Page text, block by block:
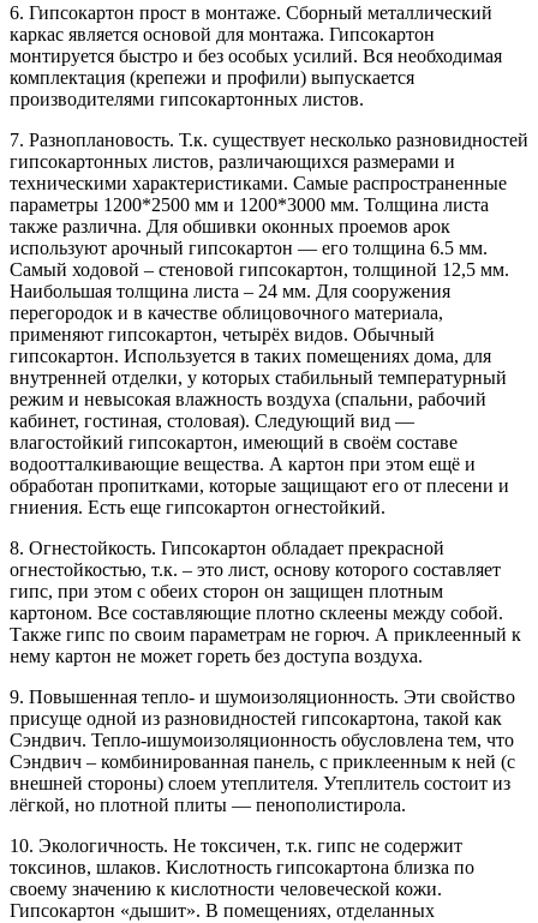
6. Гипсокартон прост в монтаже. Сборный металлический
каркас является основой для монтажа. Гипсокартон
монтируется быстро и без особых усилий. Вся необходимая
комплектация (крепежи и профили) выпускается
производителями гипсокартонных листов.
7. Разноплановость. Т.к. существует несколько разновидностей
гипсокартонных листов, различающихся размерами и
техническими характеристиками. Самые распространенные
параметры 1200*2500 мм и 1200*3000 мм. Толщина листа
также различна. Для обшивки оконных проемов арок
используют арочный гипсокартон — его толщина 6.5 мм.
Самый ходовой – стеновой гипсокартон, толщиной 12,5 мм.
Наибольшая толщина листа – 24 мм. Для сооружения
перегородок и в качестве облицовочного материала,
применяют гипсокартон, четырёх видов. Обычный
гипсокартон. Используется в таких помещениях дома, для
внутренней отделки, у которых стабильный температурный
режим и невысокая влажность воздуха (спальни, рабочий
кабинет, гостиная, столовая). Следующий вид —
влагостойкий гипсокартон, имеющий в своём составе
водоотталкивающие вещества. А картон при этом ещё и
обработан пропитками, которые защищают его от плесени и
гниения. Есть еще гипсокартон огнестойкий.
8. Огнестойкость. Гипсокартон обладает прекрасной
огнестойкостью, т.к. – это лист, основу которого составляет
гипс, при этом с обеих сторон он защищен плотным
картоном. Все составляющие плотно склеены между собой.
Также гипс по своим параметрам не горюч. А приклеенный к
нему картон не может гореть без доступа воздуха.
9. Повышенная тепло- и шумоизоляционность. Эти свойство
присуще одной из разновидностей гипсокартона, такой как
Сэндвич. Тепло-ишумоизоляционность обусловлена тем, что
Сэндвич – комбинированная панель, с приклеенным к ней (с
внешней стороны) слоем утеплителя. Утеплитель состоит из
лёгкой, но плотной плиты — пенополистирола.
10. Экологичность. Не токсичен, т.к. гипс не содержит
токсинов, шлаков. Кислотность гипсокартона близка по
своему значению к кислотности человеческой кожи.
Гипсокартон «дышит». В помещениях, отделанных